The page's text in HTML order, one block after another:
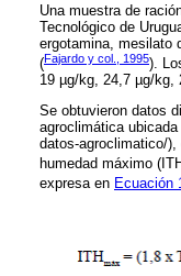
Una muestra de
Tecnológico de
ergotamina, mesilato
(Fajardo y col., 1995).
19 µg/kg, 24,7 µg/kg,
Se obtuvieron datos
agroclimática
datos-agroclimatico/
humedad máximo
expresa en Ecuación